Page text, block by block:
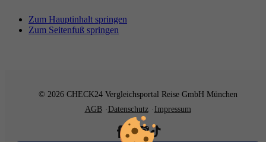
Zum Hauptinhalt springen
Zum Seitenfuß springen
© 2026 CHECK24 Vergleichsportal Reise GmbH München
AGB
Datenschutz Impressum